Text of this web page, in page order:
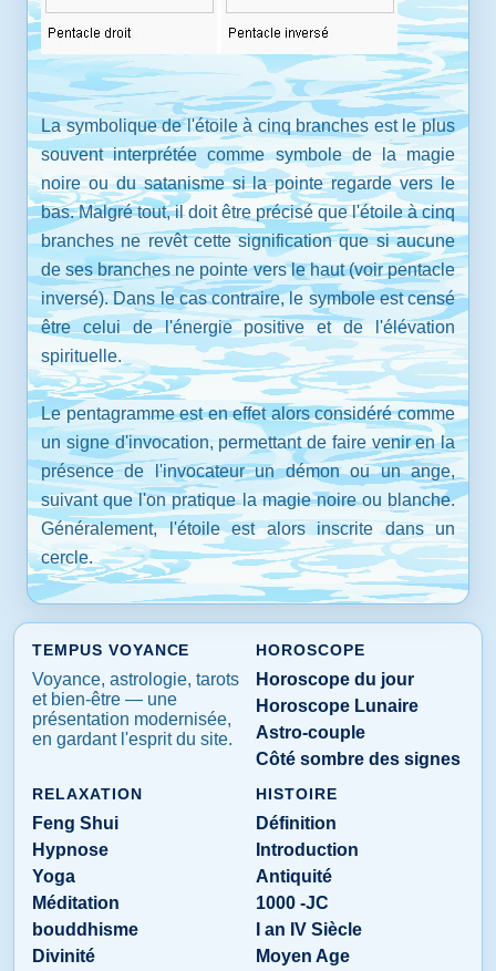
La symbolique de l'étoile à cinq branches est le plus
souvent interprétée comme symbole de la magie
noire ou du satanisme si la pointe regarde vers le
bas. Malgré tout, il doit être précisé que l'étoile à cinq
branches ne revêt cette signification que si aucune
de ses branches ne pointe vers le haut (voir pentacle
inversé). Dans le cas contraire, le symbole est censé
être celui de l'énergie positive et de l'élévation
spirituelle.
Le pentagramme est en effet alors considéré comme
un signe d'invocation, permettant de faire venir en la
présence de l'invocateur un démon ou un ange,
suivant que l'on pratique la magie noire ou blanche.
Généralement, l'étoile est alors inscrite dans un
cercle.
TEMPUS VOYANCE
Voyance, astrologie, tarots
et bien-être — une
présentation modernisée,
en gardant l'esprit du site.
HOROSCOPE
Horoscope du jour
Horoscope Lunaire
Astro-couple
Côté sombre des signes
RELAXATION
Feng Shui
Hypnose
Yoga
Méditation
bouddhisme
Divinité
HISTOIRE
Définition
Introduction
Antiquité
1000 -JC
I an IV Siècle
Moyen Age